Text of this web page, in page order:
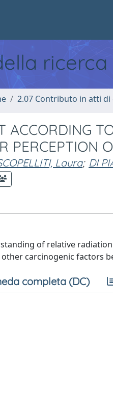
2.07 Contributo in atti
ACCORDING
PERCEPTION
Laura; DI
of relative
carcinogenic factors
completa (DC)